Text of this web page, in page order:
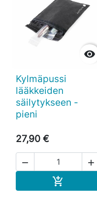

Kylmäpussi
lääkkeiden
säilytykseen -
pieni
27,90 €
 
